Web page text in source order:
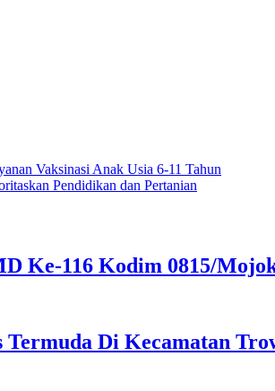
Vaksinasi Anak Usia 6-11 Tahun
Pendidikan dan Pertanian
Ke-116 Kodim 0815/
Di Kecamatan